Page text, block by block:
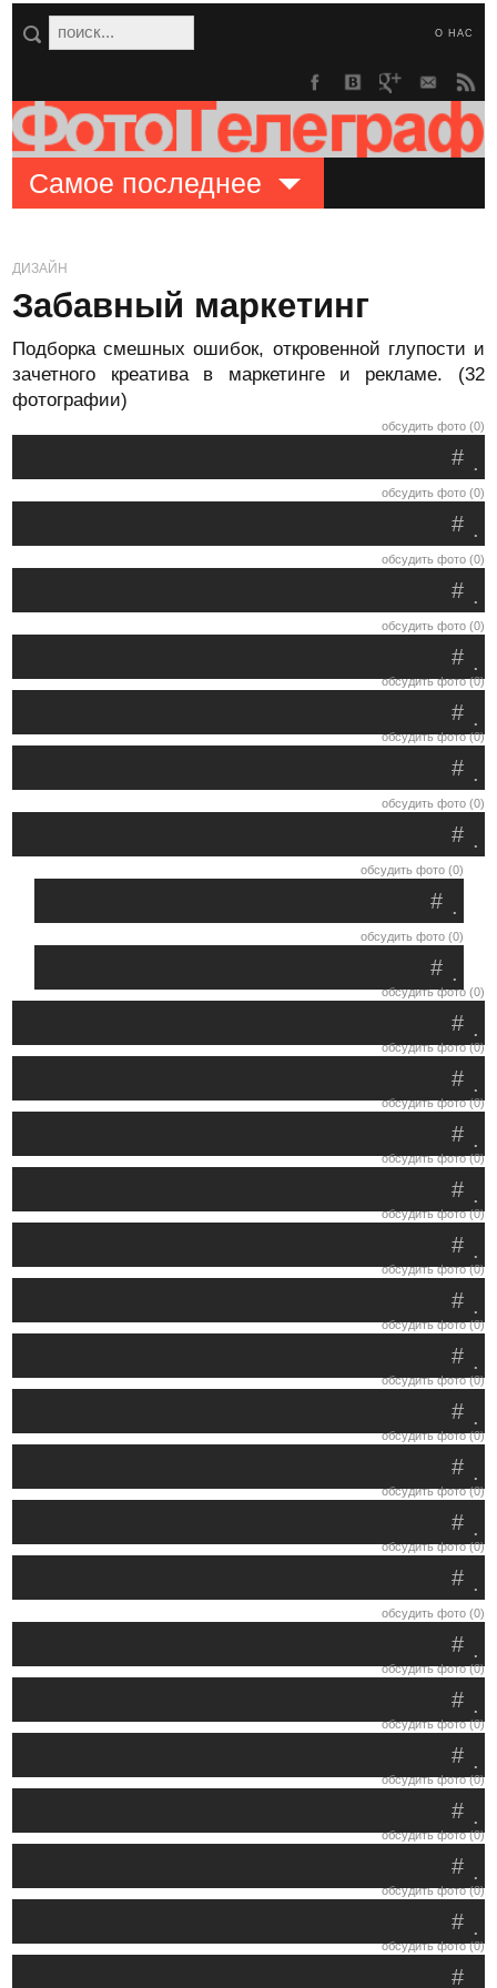
О НАС
Самое последнее
ДИЗАЙН
Забавный маркетинг
Подборка смешных ошибок, откровенной глупости и
зачетного креатива в маркетинге и рекламе. (32
фотографии)
обсудить фото (0)
.
#
обсудить фото (0)
.
#
обсудить фото (0)
.
#
обсудить фото (0)
.
#
обсудить фото (0)
.
#
обсудить фото (0)
.
#
обсудить фото (0)
.
#
обсудить фото (0)
.
#
обсудить фото (0)
.
#
обсудить фото (0)
.
#
обсудить фото (0)
.
#
обсудить фото (0)
.
#
обсудить фото (0)
.
#
обсудить фото (0)
.
#
обсудить фото (0)
.
#
обсудить фото (0)
.
#
обсудить фото (0)
.
#
обсудить фото (0)
.
#
обсудить фото (0)
.
#
обсудить фото (0)
.
#
обсудить фото (0)
.
#
обсудить фото (0)
.
#
обсудить фото (0)
.
#
обсудить фото (0)
.
#
обсудить фото (0)
.
#
обсудить фото (0)
.
#
обсудить фото (0)
#